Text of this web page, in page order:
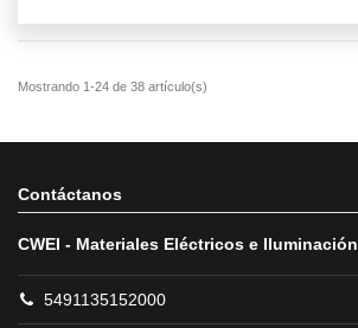
Contáctanos
CWEI - Materiales Eléctricos e Iluminación
5491135152000